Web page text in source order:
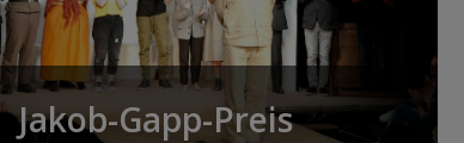
Jakob-Gapp-Preis